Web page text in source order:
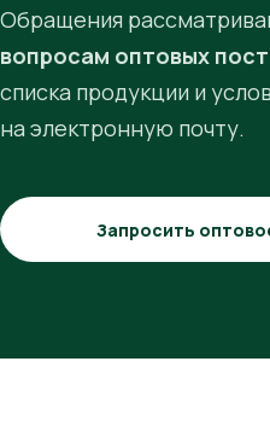
Обращения
вопросам оптовых
списка продукции и
на электронную почту.
Запросить